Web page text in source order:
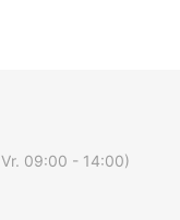
09:00 - 14:00)